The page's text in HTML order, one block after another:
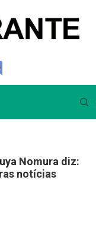
Nomura diz:
notícias